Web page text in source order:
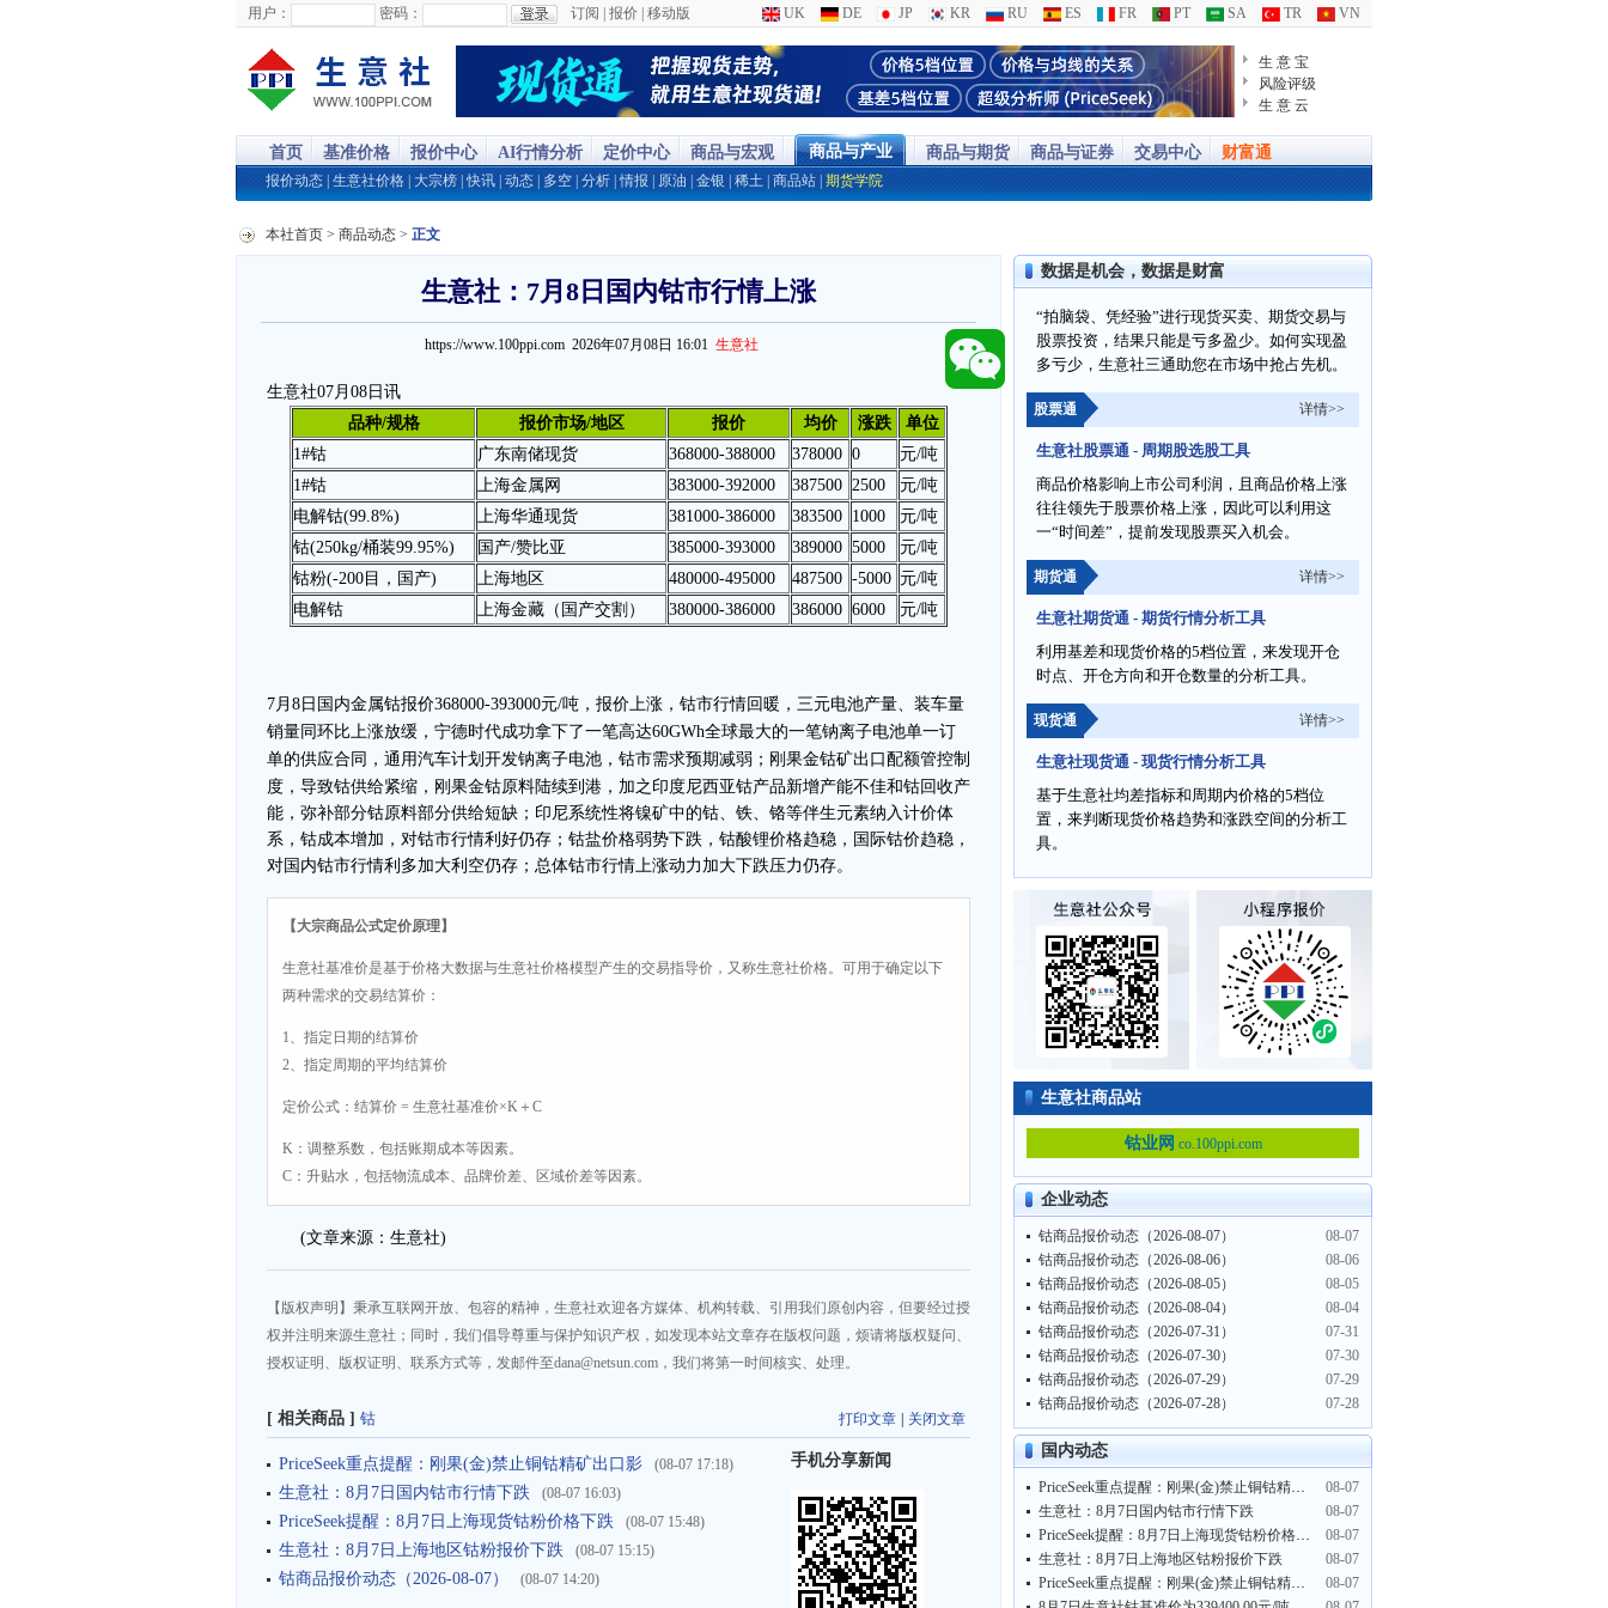
用户： 密码： 订阅 报价 移动版 UK DE JP KR RU ES FR PT SA TR VN
生 意 宝
风险评级
生 意 云
首页 基准价格 报价中心 AI行情分析 定价中心 商品与宏观 商品与产业 商品与期货 商品与证券 交易中心 财富通
报价动态 生意社价格 大宗榜 |快讯 动态 多空 分析 |情报 原油 金银 稀土 商品站 期货学院
本社首页 > 商品动态 > 正文
生意社：7月8日国内钴市行情上涨
https://www.100ppi.com 2026年07月08日 16:01 生意社
生意社07月08日讯
品种/规格
报价市场/地区 报价 均价 涨跌
单位
1#钴
广东南储现货 368000-388000 378000 0
元/吨
1#钴
上海金属网 383000-392000 387500 2500
元/吨
电解钴(99.8%)
上海华通现货 381000-386000 383500 1000
元/吨
钴(250kg/桶装99.95%)
国产/赞比亚 385000-393000 389000 5000
元/吨
钴粉(-200目，国产)
上海地区 480000-495000 487500 -5000 元/吨
电解钴
上海金藏（国产交割） 380000-386000 386000 6000 元/吨
7月8日国内金属钴报价368000-393000元/吨，报价上涨，钴市行情回暖， 三元电池产量、 装车量
销量同环比上涨放缓， 宁德时代成功拿下了一笔高达60GWh全球最大的一笔钠离子电池单一订
单的供应合同 ，通用汽车计划开发钠离子电池， 钴市需求预期减弱；刚果金钴矿出口配额管控制
度，导致钴供给紧缩，刚果金钴原料陆续到港，加之 印度尼西亚钴产品新增产能不佳和钴回收产
能，弥补部分钴原料部分供给短缺； 印尼系统性将镍矿中的钴、铁、铬等伴生元素纳入计价体
系 ，钴成本增加， 对钴市行情利好仍存； 钴盐价格弱势下跌，钴酸锂价格趋稳， 国际钴价趋稳，
对国内钴市行情利多加大利空仍存；总体钴市行情上涨动力加大下跌压力仍存。
【大宗商品公式定价原理】
生意社基准价是基于价格大数据与生意社价格模型产生的交易指导价，又称生意社价格。可用于确定以下
两种需求的交易结算价：
1、指定日期的结算价
2、指定周期的平均结算价
定价公式：结算价 = 生意社基准价×K＋C
K：调整系数，包括账期成本等因素。
C：升贴水，包括物流成本、品牌价差、区域价差等因素。
(文章来源：生意社)
【版权声明】秉承互联网开放、包容的精神，生意社欢迎各方媒体、机构转载、引用我们原创内容，但要经过授
权并注明来源生意社；同时，我们倡导尊重与保护知识产权，如发现本站文章存在版权问题，烦请将版权疑问、
授权证明、版权证明、联系方式等，发邮件至dana@netsun.com，我们将第一时间核实、处理。
打印文章 关闭文章
[ 相关商品 ] 钴
PriceSeek重点提醒：刚果(金)禁止铜钴精矿出口影 (08-07 17:18)
生意社：8月7日国内钴市行情下跌 (08-07 16:03)
PriceSeek提醒：8月7日上海现货钴粉价格下跌 (08-07 15:48)
生意社：8月7日上海地区钴粉报价下跌 (08-07 15:15)
钴商品报价动态（2026-08-07） (08-07 14:20)
手机分享新闻
数据是机会，数据是财富
“拍脑袋、凭经验”进行现货买卖、期货交易与
股票投资，结果只能是亏多盈少。如何实现盈
多亏少，生意社三通助您在市场中抢占先机。
股票通 详情>>
生意社股票通 - 周期股选股工具
商品价格影响上市公司利润，且商品价格上涨
往往领先于股票价格上涨，因此可以利用这
一“时间差”，提前发现股票买入机会。
期货通 详情>>
生意社期货通 - 期货行情分析工具
利用基差和现货价格的5档位置，来发现开仓
时点、开仓方向和开仓数量的分析工具。
现货通 详情>>
生意社现货通 - 现货行情分析工具
基于生意社均差指标和周期内价格的5档位
置，来判断现货价格趋势和涨跌空间的分析工
具。
生意社商品站
钴业网 co.100ppi.com
企业动态
钴商品报价动态（2026-08-07）
08-07
钴商品报价动态（2026-08-06）
08-06
钴商品报价动态（2026-08-05）
08-05
钴商品报价动态（2026-08-04）
08-04
钴商品报价动态（2026-07-31）
07-31
钴商品报价动态（2026-07-30）
07-30
钴商品报价动态（2026-07-29）
07-29
钴商品报价动态（2026-07-28）
07-28
国内动态
PriceSeek重点提醒：刚果(金)禁止铜钴精矿出口影响分析
08-07
生意社：8月7日国内钴市行情下跌
08-07
PriceSeek提醒：8月7日上海现货钴粉价格下跌
08-07
生意社：8月7日上海地区钴粉报价下跌
08-07
PriceSeek重点提醒：刚果(金)禁止铜钴精矿出口 利好铜钴价格
08-07